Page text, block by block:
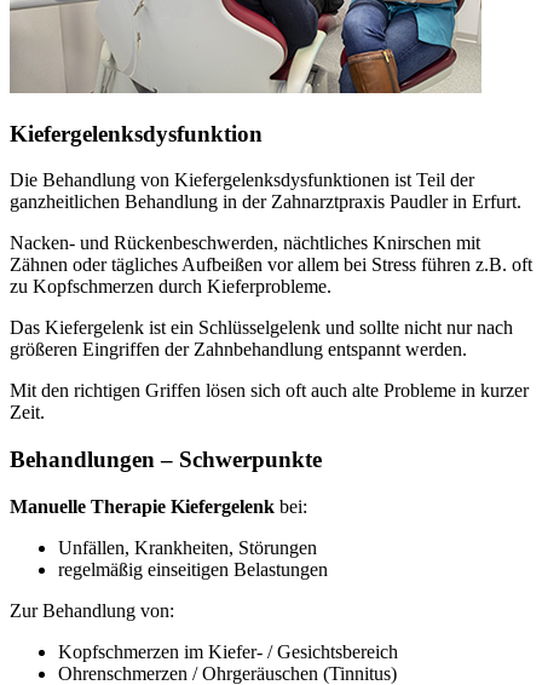
Kiefergelenksdysfunktion
Die Behandlung von Kiefergelenksdysfunktionen ist Teil der
ganzheitlichen Behandlung in der Zahnarztpraxis Paudler in Erfurt.
Nacken- und Rückenbeschwerden, nächtliches Knirschen mit
Zähnen oder tägliches Aufbeißen vor allem bei Stress führen z.B. oft
zu Kopfschmerzen durch Kieferprobleme.
Das Kiefergelenk ist ein Schlüsselgelenk und sollte nicht nur nach
größeren Eingriffen der Zahnbehandlung entspannt werden.
Mit den richtigen Griffen lösen sich oft auch alte Probleme in kurzer
Zeit.
Behandlungen – Schwerpunkte
Manuelle Therapie Kiefergelenk bei:
Unfällen, Krankheiten, Störungen
regelmäßig einseitigen Belastungen
Zur Behandlung von:
Kopfschmerzen im Kiefer- / Gesichtsbereich
Ohrenschmerzen / Ohrgeräuschen (Tinnitus)